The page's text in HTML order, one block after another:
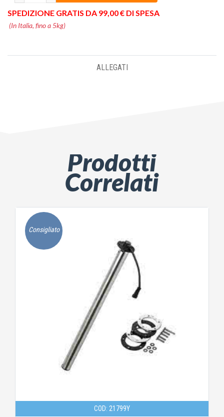
SPEDIZIONE GRATIS DA 99,00 € DI SPESA
(In Italia, fino a 5kg)
ALLEGATI
Prodotti
Correlati
Consigliato
COD: 21799Y